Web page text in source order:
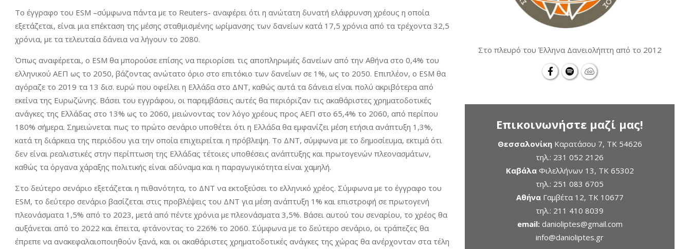
Το έγγραφο του ESM –σύμφωνα πάντα με το Reuters- αναφέρει ότι η ανώτατη δυνατή ελάφρυνση χρέους η οποία
εξετάζεται, είναι μια επέκταση της μέσης σταθμισμένης ωρίμανσης των δανείων κατά 17,5 χρόνια από τα τρέχοντα 32,5
χρόνια, με τα τελευταία δάνεια να λήγουν το 2080.
Όπως αναφέρεται, ο ESM θα μπορούσε επίσης να περιορίσει τις αποπληρωμές δανείων από την Αθήνα στο 0,4% του
ελληνικού ΑΕΠ ως το 2050, βάζοντας ανώτατο όριο στο επιτόκιο των δανείων σε 1%, ως το 2050. Επιπλέον, ο ESM θα
αγόραζε το 2019 τα 13 δισ. ευρώ που οφείλει η Ελλάδα στο ΔΝΤ, καθώς αυτά τα δάνεια είναι πολύ ακριβότερα από
εκείνα της Ευρωζώνης. Βάσει του εγγράφου, οι παρεμβάσεις αυτές θα περιόριζαν τις ακαθάριστες χρηματοδοτικές
ανάγκες της Ελλάδας στο 13% ως το 2060, μειώνοντας τον λόγο χρέους προς ΑΕΠ στο 65,4% το 2060, από περίπου
180% σήμερα. Σημειώνεται πως το πρώτο σενάριο υποθέτει ότι η Ελλάδα θα εμφανίζει μέση ετήσια ανάπτυξη 1,3%,
κατά τη διάρκεια της περιόδου για την οποία επιχειρείται η πρόβλεψη. Το ΔΝΤ, σύμφωνα με το δημοσίευμα, εκτιμά ότι
δεν είναι ρεαλιστικές στην περίπτωση της Ελλάδας τέτοιες υποθέσεις ανάπτυξης και πρωτογενών πλεονασμάτων,
καθώς τα όργανα χάραξης πολιτικής είναι αδύναμα και η παραγωγικότητα είναι χαμηλή.
Στο δεύτερο σενάριο εξετάζεται η πιθανότητα, το ΔΝΤ να εκτοξεύσει το ελληνικό χρέος. Σύμφωνα με το έγγραφο του
ESM, το δεύτερο σενάριο βασίζεται στις προβλέψεις του ΔΝΤ για μέση ανάπτυξη 1% και επιστροφή σε πρωτογενή
πλεονάσματα 1,5% από το 2023, μετά από πέντε χρόνια με πλεονάσματα 3,5%. Βάσει αυτού του σεναρίου, το χρέος θα
αυξάνεται από το 2022 και έπειτα, φτάνοντας το 226% το 2060. Σύμφωνα με το δεύτερο σενάριο, οι τράπεζες θα
έπρεπε να ανακεφαλαιοποιηθούν ξανά, και οι ακαθάριστες χρηματοδοτικές ανάγκες της χώρας θα ανέρχονταν στα τέλη
Στο πλευρό του Έλληνα Δανειολήπτη από το 2012
Επικοινωνήστε μαζί μας!
ΘεσσαλονίκηΚαρατάσου 7, TK 54626
τηλ.: 231 052 2126
ΚαβάλαΦιλελλήνων 13, ΤΚ 65302
τηλ.: 251 083 6705
ΑθήναΓαμβέτα 12, ΤΚ 10677
τηλ.: 211 410 8039
email: danioliptes@gmail.com
info@danioliptes.gr